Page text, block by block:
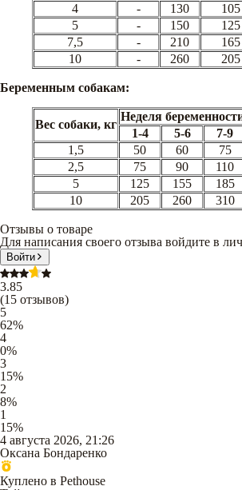
4
- 130
105
5
- 150
125
7,5
- 210
165
10
- 260 205
Беременным собакам:
Вес собаки, кг
Неделя
1-4
5-6
7-9
1,5
50 60
75
2,5
75 90
110
5
125 155
185
10
205 260 310
Отзывы о товаре
Для написания своего отзыва войдите в
Войти
3.85
(15 отзывов)
5
62%
4
0%
3
15%
2
8%
1
15%
4 августа 2026, 21:26
Оксана Бондаренко
Куплено в Pethouse